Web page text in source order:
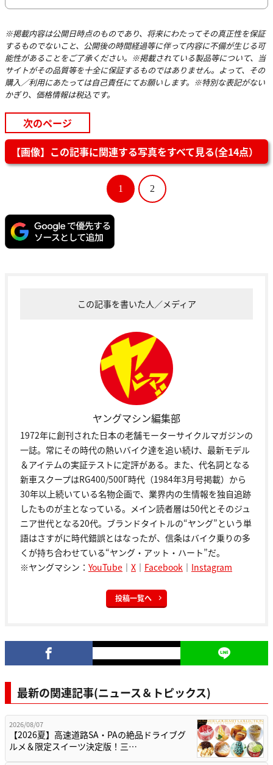
※掲載内容は公開日時点のものであり、将来にわたってその真正性を保証
するものでないこと、公開後の時間経過等に伴って内容に不備が生じる可
能性があることをご了承ください。※掲載されている製品等について、当
サイトがその品質等を十全に保証するものではありません。よって、その
購入／利用にあたっては自己責任にてお願いします。※特別な表記がない
かぎり、価格情報は税込です。
次のページ
【画像】この記事に関連する写真をすべて見る(全14点）
1 2
この記事を書いた人／メディア
ヤングマシン編集部
1972年に創刊された日本の老舗モーターサイクルマガジンの
一誌。常にその時代の熱いバイク達を追い続け、最新モデル
＆アイテムの実証テストに定評がある。また、代名詞となる
新車スクープはRG400/500Γ時代（1984年3月号掲載）から
30年以上続いている名物企画で、業界内の生情報を独自追跡
したものが主となっている。メイン読者層は50代とそのジュ
ニア世代となる20代。ブランドタイトルの“ヤング”という単
語はさすがに時代錯誤とはなったが、信条はバイク乗りの多
くが持ち合わせている“ヤング・アット・ハート”だ。
※ヤングマシン： YouTube ｜ X ｜ Facebook ｜ Instagram
投稿一覧へ
最新の関連記事(ニュース＆トピックス)
2026/08/07
【2026夏】高速道路SA・PAの絶品ドライブグ
ルメ＆限定スイーツ決定版！三…